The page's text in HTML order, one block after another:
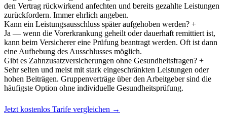
den Vertrag rückwirkend anfechten und bereits gezahlte Leistungen
zurückfordern. Immer ehrlich angeben.
Kann ein Leistungsausschluss später aufgehoben werden? +
Ja — wenn die Vorerkrankung geheilt oder dauerhaft remittiert ist,
kann beim Versicherer eine Prüfung beantragt werden. Oft ist dann
eine Aufhebung des Ausschlusses möglich.
Gibt es Zahnzusatzversicherungen ohne Gesundheitsfragen? +
Sehr selten und meist mit stark eingeschränkten Leistungen oder
hohen Beiträgen. Gruppenverträge über den Arbeitgeber sind die
häufigste Option ohne individuelle Gesundheitsprüfung.
Jetzt kostenlos Tarife vergleichen →